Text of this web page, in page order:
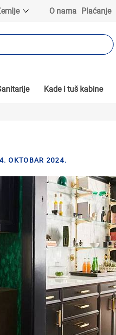
BIH
MKD
O nama Plaćanje
Kade i tuš kabine
OKTOBAR 2024.